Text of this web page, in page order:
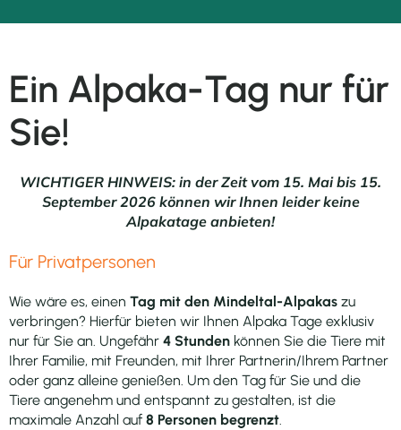
Ein Alpaka-Tag nur für
Sie!
WICHTIGER HINWEIS: in der Zeit vom 15. Mai bis 15.
September 2026 können wir Ihnen leider keine
Alpakatage anbieten!
Für Privatpersonen
Wie wäre es, einen Tag mit den Mindeltal-Alpakas zu
verbringen? Hierfür bieten wir Ihnen Alpaka Tage exklusiv
nur für Sie an. Ungefähr 4 Stunden können Sie die Tiere mit
Ihrer Familie, mit Freunden, mit Ihrer Partnerin/Ihrem Partner
oder ganz alleine genießen. Um den Tag für Sie und die
Tiere angenehm und entspannt zu gestalten, ist die
maximale Anzahl auf 8 Personen begrenzt.